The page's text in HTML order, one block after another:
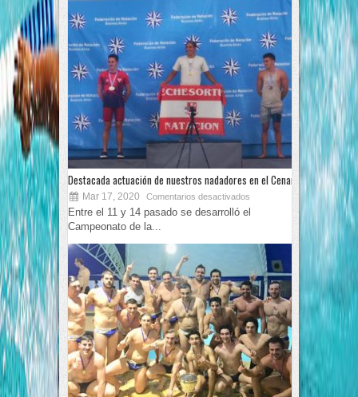
Destacada actuación de nuestros nadadores en el Cenard
Mar 17, 2020 Comentarios desactivados
Entre el 11 y 14 pasado se desarrolló el
Campeonato de la...